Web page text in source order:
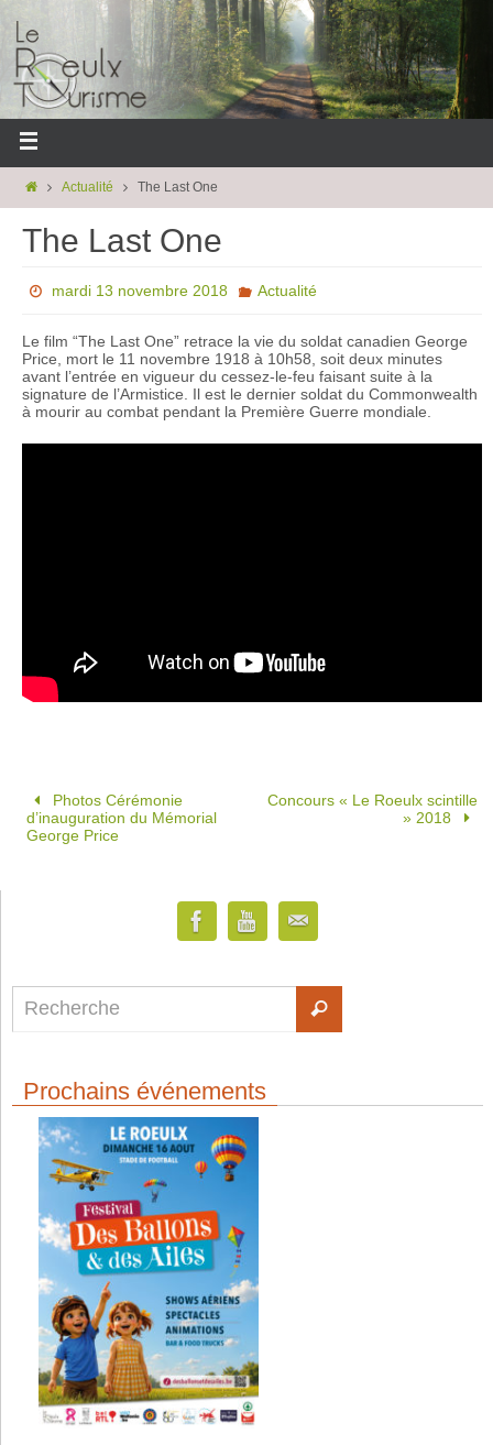
Actualité The Last One
The Last One
mardi 13 novembre 2018 Actualité
Le film “The Last One” retrace la vie du soldat canadien George
Price, mort le 11 novembre 1918 à 10h58, soit deux minutes
avant l’entrée en vigueur du cessez-le-feu faisant suite à la
signature de l’Armistice. Il est le dernier soldat du Commonwealth
à mourir au combat pendant la Première Guerre mondiale.
Photos Cérémonie
d’inauguration du Mémorial
George Price
Concours « Le Roeulx scintille
» 2018
Prochains événements